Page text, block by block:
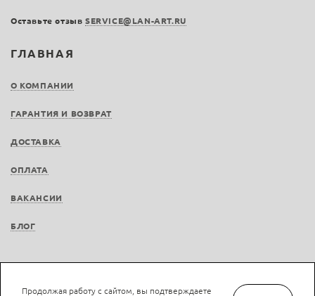
ГЛАВНАЯ
О КОМПАНИИ
ГАРАНТИЯ И ВОЗВРАТ
ДОСТАВКА
ОПЛАТА
ВАКАНСИИ
БЛОГ
Оставьте отзыв SERVICE@LAN-ART.RU
Продолжая работу с сайтом, вы подтверждаете